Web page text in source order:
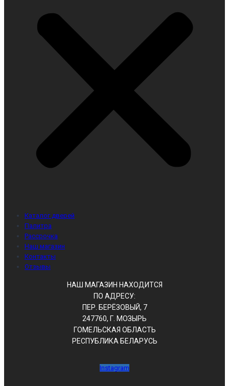
Каталог дверей
Палитра
Рассрочка
Наш магазин
Контакты
Отзывы
НАШ МАГАЗИН НАХОДИТСЯ
ПО АДРЕСУ:
ПЕР. БЕРЁЗОВЫЙ, 7
247760, Г. МОЗЫРЬ
ГОМЕЛЬСКАЯ ОБЛАСТЬ
РЕСПУБЛИКА БЕЛАРУСЬ
Instagram